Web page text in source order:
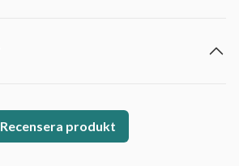
Recensera produkt